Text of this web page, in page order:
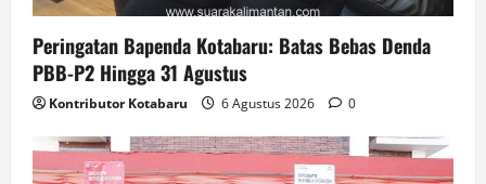
Peringatan Bapenda Kotabaru: Batas Bebas Denda
PBB-P2 Hingga 31 Agustus
Kontributor Kotabaru 6 Agustus 2026 0